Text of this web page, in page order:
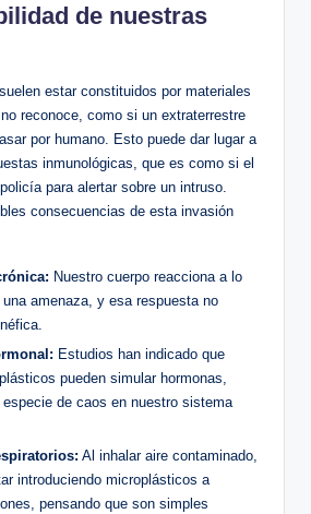
de nuestras
estar constituidos por materiales
reconoce, como si un extraterrestre
por humano. Esto puede dar lugar a
inmunológicas, que es como si el
para alertar sobre un intruso.
consecuencias de esta invasión
Nuestro cuerpo reacciona a lo
amenaza, y esa respuesta no
Estudios han indicado que
pueden simular hormonas,
de caos en nuestro sistema
Al inhalar aire contaminado,
introduciendo microplásticos a
pensando que son simples